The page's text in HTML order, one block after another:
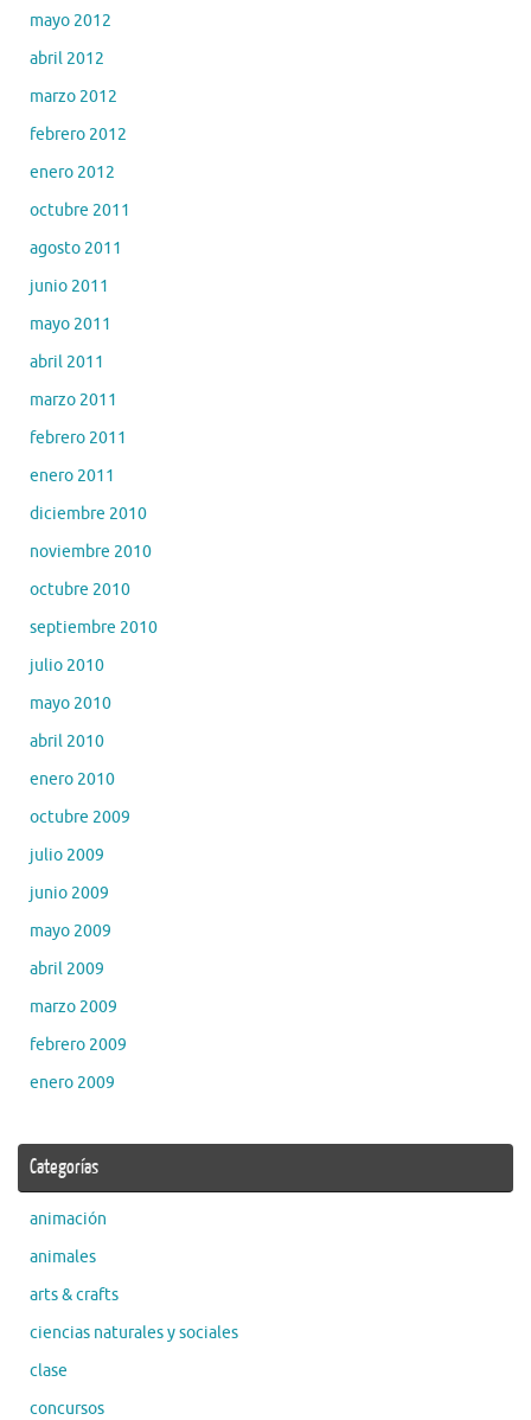
mayo 2012
abril 2012
marzo 2012
febrero 2012
enero 2012
octubre 2011
agosto 2011
junio 2011
mayo 2011
abril 2011
marzo 2011
febrero 2011
enero 2011
diciembre 2010
noviembre 2010
octubre 2010
septiembre 2010
julio 2010
mayo 2010
abril 2010
enero 2010
octubre 2009
julio 2009
junio 2009
mayo 2009
abril 2009
marzo 2009
febrero 2009
enero 2009
Categorías
animación
animales
arts & crafts
ciencias naturales y sociales
clase
concursos